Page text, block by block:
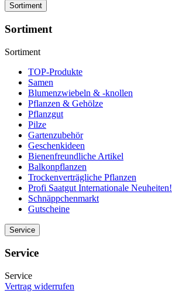
Sortiment
Sortiment
Sortiment
TOP-Produkte
Samen
Blumenzwiebeln & -knollen
Pflanzen & Gehölze
Pflanzgut
Pilze
Gartenzubehör
Geschenkideen
Bienenfreundliche Artikel
Balkonpflanzen
Trockenverträgliche Pflanzen
Profi Saatgut Internationale Neuheiten!
Schnäppchenmarkt
Gutscheine
Service
Service
Service
Vertrag widerrufen